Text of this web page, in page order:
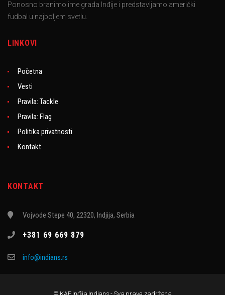
Ponosno branimo ime grada Inđije i predstavljamo američki
fudbal u najboljem svetlu.
LINKOVI
Početna
Vesti
Pravila: Tackle
Pravila: Flag
Politika privatnosti
Kontakt
KONTAKT
Vojvode Stepe 40, 22320, Indjija, Serbia
+381 69 669 879
info@indians.rs